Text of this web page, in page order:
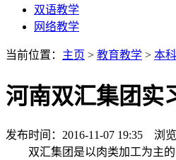
双语教学
网络教学
当前位置： 主页 > 教育教学 > 本
河南双汇集团实
发布时间：2016-11-07 19:35 浏览
双汇集团是以肉类加工为主